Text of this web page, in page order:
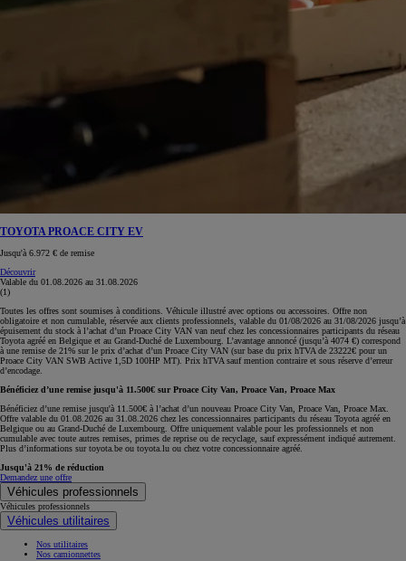
TOYOTA PROACE CITY EV
Jusqu'à 6.972 € de remise
Découvrir
Valable du 01.08.2026 au 31.08.2026
(1)
Toutes les offres sont soumises à conditions. Véhicule illustré avec options ou accessoires. Offre non
obligatoire et non cumulable, réservée aux clients professionnels, valable du 01/08/2026 au 31/08/2026 jusqu’à
épuisement du stock à l’achat d’un Proace City VAN van neuf chez les concessionnaires participants du réseau
Toyota agréé en Belgique et au Grand-Duché de Luxembourg. L’avantage annoncé (jusqu’à 4074 €) correspond
à une remise de 21% sur le prix d’achat d’un Proace City VAN (sur base du prix hTVA de 23222€ pour un
Proace City VAN SWB Active 1,5D 100HP MT). Prix hTVA sauf mention contraire et sous réserve d’erreur
d’encodage.
Bénéficiez d’une remise jusqu'à 11.500€ sur Proace City Van, Proace Van, Proace Max
Bénéficiez d’une remise jusqu'à 11.500€ à l’achat d’un nouveau Proace City Van, Proace Van, Proace Max.
Offre valable du 01.08.2026 au 31.08.2026 chez les concessionnaires participants du réseau Toyota agréé en
Belgique ou au Grand-Duché de Luxembourg. Offre uniquement valable pour les professionnels et non
cumulable avec toute autres remises, primes de reprise ou de recyclage, sauf expressément indiqué autrement.
Plus d’informations sur toyota.be ou toyota.lu ou chez votre concessionnaire agréé.
Jusqu'à 21% de réduction
Demandez une offre
Véhicules professionnels
Véhicules professionnels
Véhicules utilitaires
Nos utilitaires
Nos camionnettes